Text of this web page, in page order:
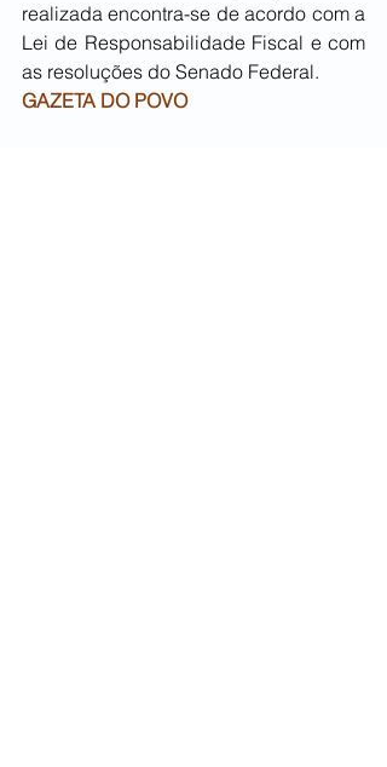
realizada encontra-se de acordo com a
Lei de Responsabilidade Fiscal e com
as resoluções do Senado Federal.
GAZETA DO POVO